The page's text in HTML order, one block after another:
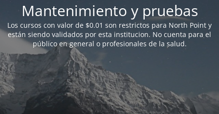
Mantenimiento y pruebas
Los cursos con valor de $0.01 son restrictos para North Point y
están siendo validados por esta institucion. No cuenta para el
público en general o profesionales de la salud.